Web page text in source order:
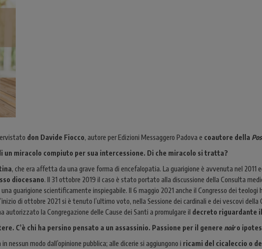
don Davide Fiocco, autore per Edizioni Messaggero Padova e coautore della
miracolo compiuto per sua intercessione. Di che miracolo si tratta?
, che era affetta da una grave forma di encefalopatia. La guarigione è avvenuta nel
diocesano. Il 31 ottobre 2019 il caso è stato portato alla discussione della Consulta
guarigione scientificamente inspiegabile. Il 6 maggio 2021 anche il Congresso dei teologi
di ottobre 2021 si è tenuto l’ultimo voto, nella Sessione dei cardinali e dei vescovi
autorizzato la Congregazione delle Cause dei Santi a promulgare il decreto riguardante
C’è chi ha persino pensato a un assassinio. Passione per il genere noiro
nessun modo dall’opinione pubblica; alle dicerie si aggiungono i ricami del cicaleccio o